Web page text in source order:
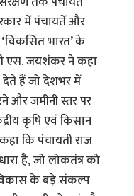
में पंचायतें और
भारत’ के
एस. जयशंकर ने कहा
हैं जो देशभर में
और जमीनी स्तर पर
कृषि एवं किसान
कि पंचायती राज
है, जो लोकतंत्र को
के बड़े संकल्प